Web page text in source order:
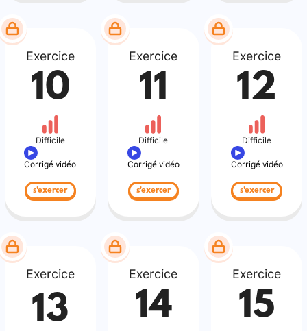
Exercice
10
Difficile
Corrigé vidéo
s'exercer
Exercice
11
Difficile
Corrigé vidéo
s'exercer
Exercice
12
Difficile
Corrigé vidéo
s'exercer
Exercice
13
Exercice
14
Exercice
15